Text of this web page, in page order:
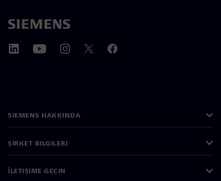
SIEMENS HAKKINDA
ŞIRKET BILGILERI
İLETIŞIME GEÇIN